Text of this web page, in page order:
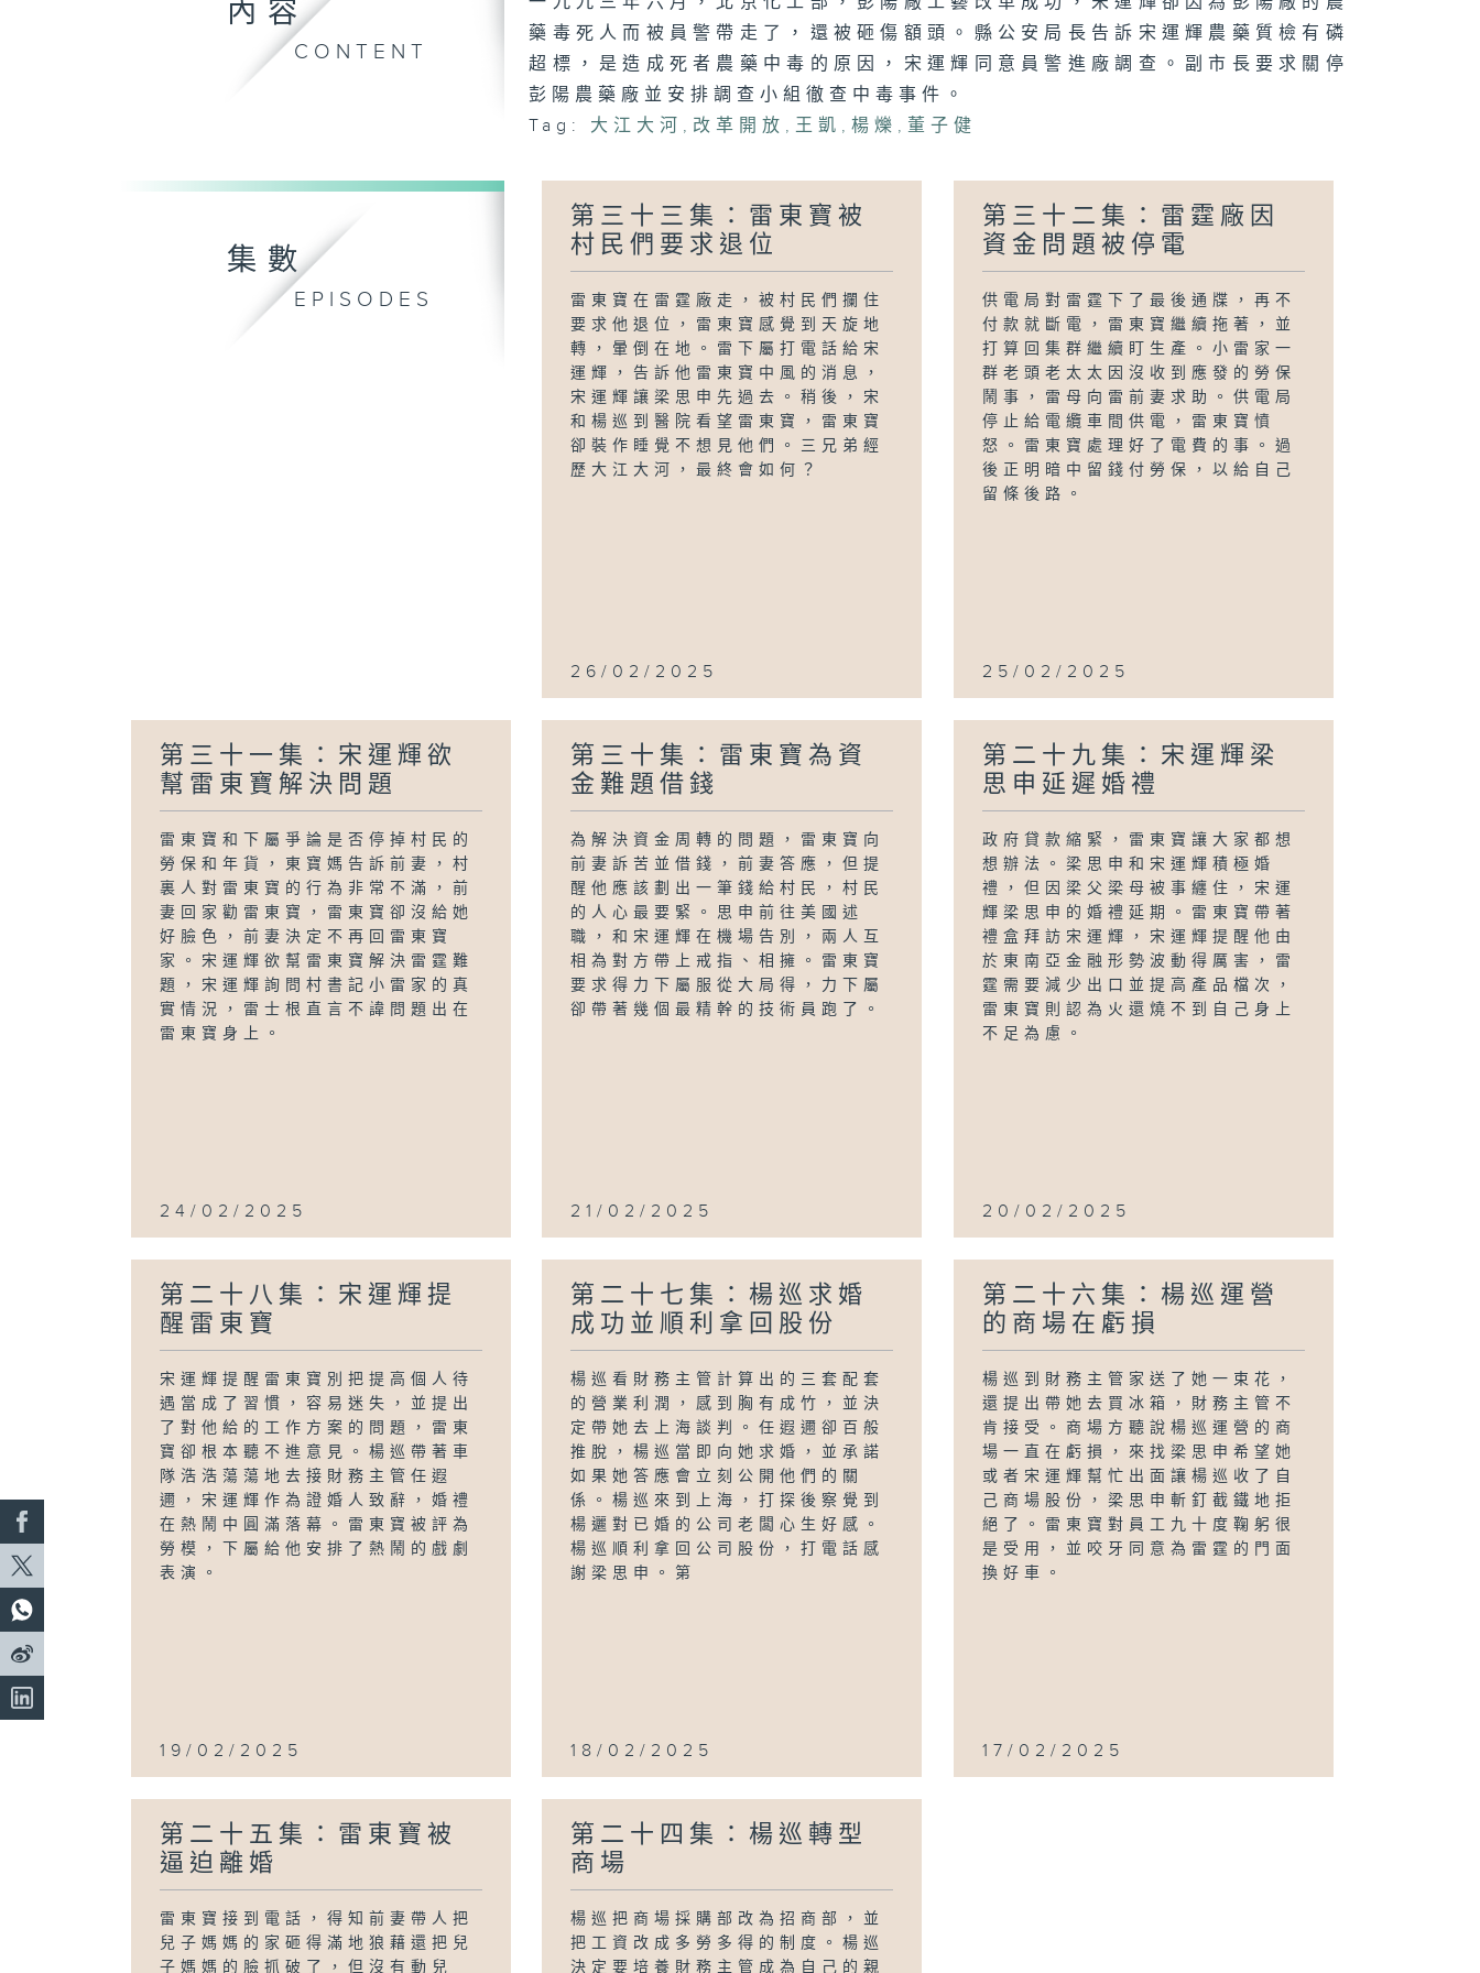
內容
CONTENT
藥毒死人而被員警帶走了，還被砸傷額頭。縣公安局長告訴宋運輝農藥質檢有磷
超標，是造成死者農藥中毒的原因，宋運輝同意員警進廠調查。副市長要求關停
彭陽農藥廠並安排調查小組徹查中毒事件。
Tag:
大江大河 , 改革開放 ,王凱 ,楊爍 ,董子健
集數
EPISODES
第三十三集：雷東寶被
村民們要求退位
雷東寶在雷霆廠走，被村民們攔住
要求他退位，雷東寶感覺到天旋地
轉，暈倒在地。雷下屬打電話給宋
運輝，告訴他雷東寶中風的消息，
宋運輝讓梁思申先過去。稍後，宋
和楊巡到醫院看望雷東寶，雷東寶
卻裝作睡覺不想見他們。三兄弟經
歷大江大河，最終會如何？
26/02/2025
第三十二集：雷霆廠因
資金問題被停電
供電局對雷霆下了最後通牒，再不
付款就斷電，雷東寶繼續拖著，並
打算回集群繼續盯生產。小雷家一
群老頭老太太因沒收到應發的勞保
鬧事，雷母向雷前妻求助。供電局
停止給電纜車間供電，雷東寶憤
怒。雷東寶處理好了電費的事。過
後正明暗中留錢付勞保，以給自己
留條後路。
25/02/2025
第三十一集：宋運輝欲
幫雷東寶解決問題
雷東寶和下屬爭論是否停掉村民的
勞保和年貨，東寶媽告訴前妻，村
裏人對雷東寶的行為非常不滿，前
妻回家勸雷東寶，雷東寶卻沒給她
好臉色，前妻決定不再回雷東寶
家。宋運輝欲幫雷東寶解決雷霆難
題，宋運輝詢問村書記小雷家的真
實情況，雷士根直言不諱問題出在
雷東寶身上。
24/02/2025
第三十集：雷東寶為資
金難題借錢
為解決資金周轉的問題，雷東寶向
前妻訴苦並借錢，前妻答應，但提
醒他應該劃出一筆錢給村民，村民
的人心最要緊。思申前往美國述
職，和宋運輝在機場告別，兩人互
相為對方帶上戒指、相擁。雷東寶
要求得力下屬服從大局得，力下屬
卻帶著幾個最精幹的技術員跑了。
21/02/2025
第二十九集：宋運輝梁
思申延遲婚禮
政府貸款縮緊，雷東寶讓大家都想
想辦法。梁思申和宋運輝積極婚
禮，但因梁父梁母被事纏住，宋運
輝梁思申的婚禮延期。雷東寶帶著
禮盒拜訪宋運輝，宋運輝提醒他由
於東南亞金融形勢波動得厲害，雷
霆需要減少出口並提高產品檔次，
雷東寶則認為火還燒不到自己身上
不足為慮。
20/02/2025
第二十八集：宋運輝提
醒雷東寶
宋運輝提醒雷東寶別把提高個人待
遇當成了習慣，容易迷失，並提出
了對他給的工作方案的問題，雷東
寶卻根本聽不進意見。楊巡帶著車
隊浩浩蕩蕩地去接財務主管任遐
邇，宋運輝作為證婚人致辭，婚禮
在熱鬧中圓滿落幕。雷東寶被評為
勞模，下屬給他安排了熱鬧的戲劇
表演。
19/02/2025
第二十七集：楊巡求婚
成功並順利拿回股份
楊巡看財務主管計算出的三套配套
的營業利潤，感到胸有成竹，並決
定帶她去上海談判。任遐邇卻百般
推脫，楊巡當即向她求婚，並承諾
如果她答應會立刻公開他們的關
係。楊巡來到上海，打探後察覺到
楊邐對已婚的公司老闆心生好感。
楊巡順利拿回公司股份，打電話感
謝梁思申。第
18/02/2025
第二十六集：楊巡運營
的商場在虧損
楊巡到財務主管家送了她一束花，
還提出帶她去買冰箱，財務主管不
肯接受。商場方聽說楊巡運營的商
場一直在虧損，來找梁思申希望她
或者宋運輝幫忙出面讓楊巡收了自
己商場股份，梁思申斬釘截鐵地拒
絕了。雷東寶對員工九十度鞠躬很
是受用，並咬牙同意為雷霆的門面
換好車。
17/02/2025
第二十五集：雷東寶被
逼迫離婚
雷東寶接到電話，得知前妻帶人把
兒子媽媽的家砸得滿地狼藉還把兒
子媽媽的臉抓破了，但沒有動兒
第二十四集：楊巡轉型
商場
楊巡把商場採購部改為招商部，並
把工資改成多勞多得的制度。楊巡
決定要培養財務主管成為自己的親